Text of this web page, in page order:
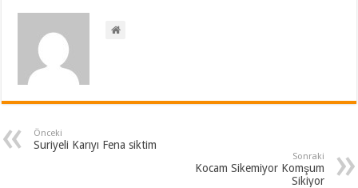
Önceki
Suriyeli Karıyı Fena siktim
Sonraki
Kocam Sikemiyor Komşum
Sikiyor